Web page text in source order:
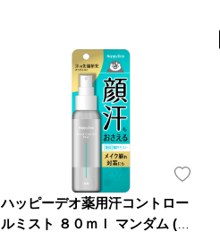
ハッピーデオ薬用汗コントロー
ルミスト ８０ｍｌ マンダム (医